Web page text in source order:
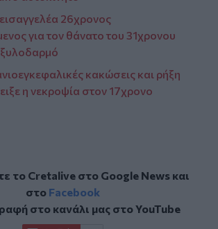
26χρονος
για τον θάνατο του 31χρονου
κακώσεις και ρήξη
η νεκροψία στον 17χρονο
το Cretalive στο Google Newsκαι
στο Facebook
στο κανάλι μας στοYouTube